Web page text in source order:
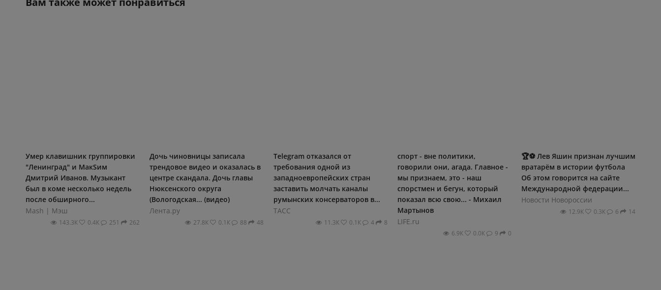
Умер клавишник группировки
"Ленинград" и МакSим
Дмитрий Иванов. Музыкант
был в коме несколько недель
после обширного...
Mash | Мэш
143.3К 0.4К 251 262
Дочь чиновницы записала
трендовое видео и оказалась в
центре скандала. Дочь главы
Нюксенского округа
(Вологодская... (видео)
Лента.ру
27.8К 0.1К 88 48
Telegram отказался от
требования одной из
западноевропейских стран
заставить молчать каналы
румынских консерваторов в...
ТАСС
11.3К 0.1К 4 8
спорт - вне политики,
говорили они, агада. Главное -
мы признаем, это - наш
спорстмен и бегун, который
показал всю свою... - Михаил
Мартынов
LIFE.ru
6.9К 0.0К 9 0
🏆⚽️ Лев Яшин признан лучшим
вратарём в истории футбола
Об этом говорится на сайте
Международной федерации...
Новости Новороссии
12.9К 0.3К 6 14